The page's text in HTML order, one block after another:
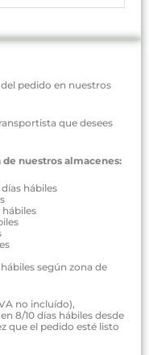
pedido en nuestros
que desees
nuestros almacenes:
hábiles
hábiles
según zona de
no incluído),
8/10 días hábiles desde
que el pedido esté listo